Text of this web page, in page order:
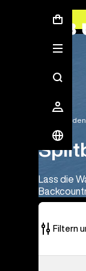
Snowboarden
Lass die
Filtern